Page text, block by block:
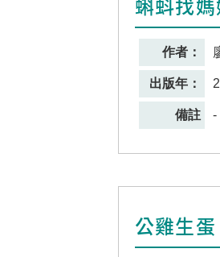
作者：
出版年：
備註 -
公雞生蛋